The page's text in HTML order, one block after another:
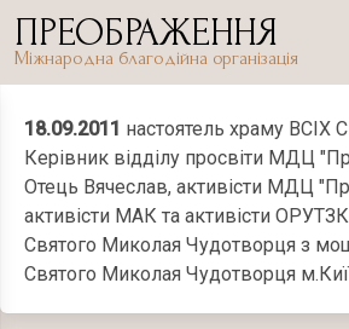
Skip
content
ПРЕОБРАЖЕННЯ
Міжнародна благодійна організація
18.09.2011
18.09.2011 настоятель храму ВСІХ
Керівник відділу просвіти МДЦ
Отець Вячеслав, активісти МДЦ
активісти МАК та активісти
Святого Миколая Чудотворця з
Святого Миколая Чудотворця